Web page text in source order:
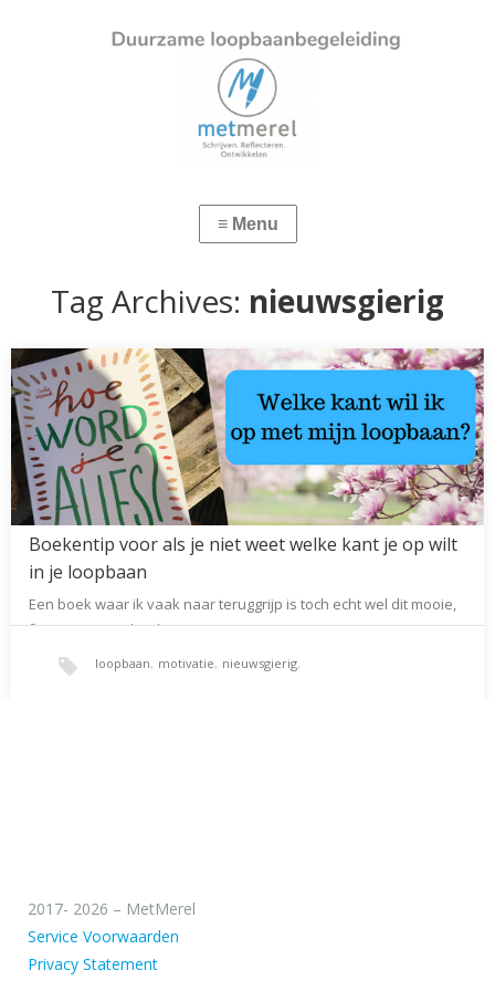
Tag Archives: nieuwsgierig
Boekentip voor als je niet weet welke kant je op wilt
in je loopbaan
Een boek waar ik vaak naar teruggrijp is toch echt wel dit mooie,
fijne, positieve boek…
loopbaan, motivatie, nieuwsgierig,
2017- 2026 – MetMerel
Service Voorwaarden
Privacy Statement